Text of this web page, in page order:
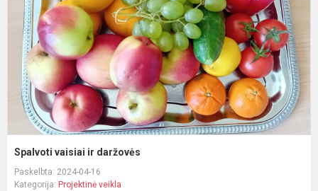
Spalvoti vaisiai ir daržovės
Paskelbta: 2024-04-16
Kategorija: Projektinė veikla